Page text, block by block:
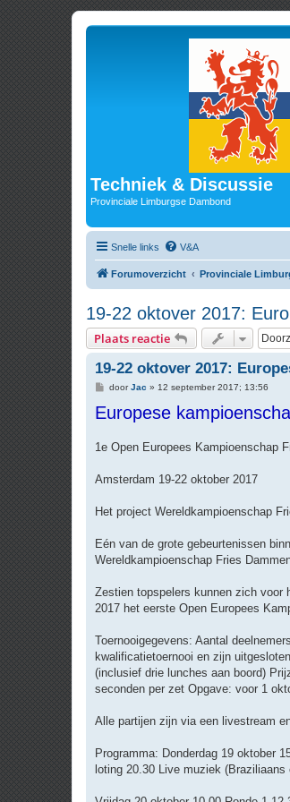
Techniek & Discussie
Provinciale Limburgse Dambond
Snelle links V&A
Forumoverzicht Provinciale
19-22 oktover 2017:
Plaats reactie
19-22 oktover 2017:
B
r
i
t
doorJac » 12 september 2017; 13:56
Europese
1e Open Europees Kampioenschap
Amsterdam 19-22 oktober 2017
Het project Wereldkampioenschap
Eén van de grote gebeurtenissen
Wereldkampioenschap Fries
Zestien topspelers kunnen zich voor
2017 het eerste Open Europees
Toernooigegevens: Aantal
kwalificatietoernooi en zijn
(inclusief drie lunches aan boord)
seconden per zet Opgave: voor 1
Alle partijen zijn via een livestream
Programma: Donderdag 19 oktober
loting 20.30 Live muziek (Braziliaans